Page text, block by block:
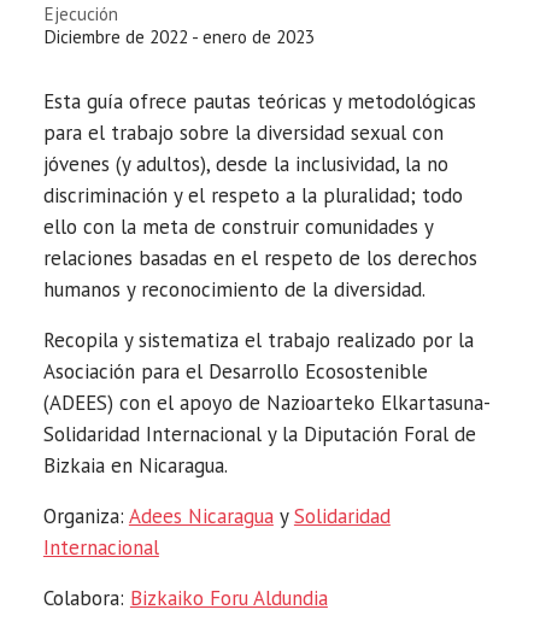
Ejecución
Diciembre de 2022 - enero de 2023
Esta guía ofrece pautas teóricas y metodológicas
para el trabajo sobre la diversidad sexual con
jóvenes (y adultos), desde la inclusividad, la no
discriminación y el respeto a la pluralidad; todo
ello con la meta de construir comunidades y
relaciones basadas en el respeto de los derechos
humanos y reconocimiento de la diversidad.
Recopila y sistematiza el trabajo realizado por la
Asociación para el Desarrollo Ecosostenible
(ADEES) con el apoyo de Nazioarteko Elkartasuna-
Solidaridad Internacional y la Diputación Foral de
Bizkaia en Nicaragua.
Organiza: Adees NicaraguaySolidaridad
Internacional
Colabora: Bizkaiko Foru Aldundia